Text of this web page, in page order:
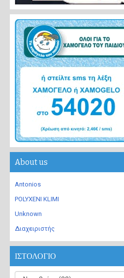
About us
Antonios
POLYXENI KLIMI
Unknown
Διαχειριστής
ΙΣΤΟΛΟΓΙΟ